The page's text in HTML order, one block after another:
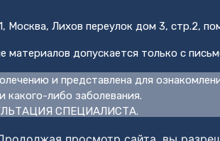
Москва, Лихов переулок дом 3, стр.2,
допускается только с
и представлена для
какого-либо заболевания.
СПЕЦИАЛИСТА.